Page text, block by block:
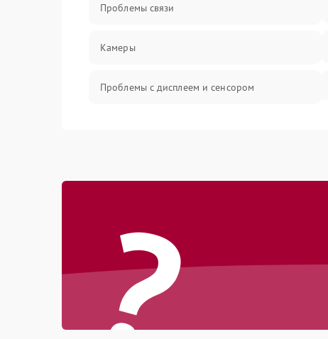
Проблемы связи
Камеры
Проблемы с дисплеем и сенсором
аккумулятором
?